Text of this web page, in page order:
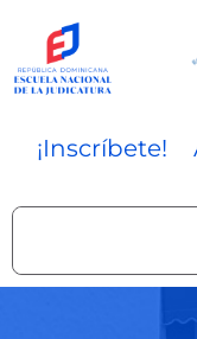
contenido
¡Inscríbete!
Search